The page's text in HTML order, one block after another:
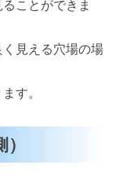
ことができま
見える穴場の場
す。